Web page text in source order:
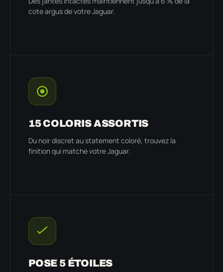
cote argus de votre Jaguar.
15 COLORIS ASSORTIS
Du noir discret au statement coloré, trouvez la
finition qui matche votre Jaguar.
POSE 5 ÉTOILES